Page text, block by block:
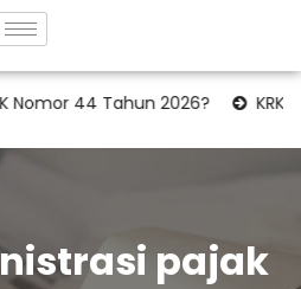
44 Tahun 2026? KRK
pajak